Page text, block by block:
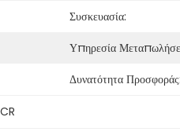
Συσκευασία:
Υπηρεσία
Δυνατότητα Προσφοράς: